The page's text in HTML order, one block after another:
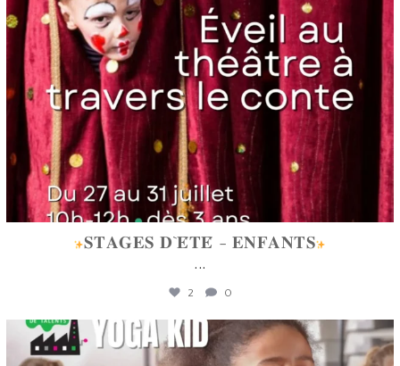
𝐒𝐓𝐀𝐆𝐄𝐒 𝐃`𝐄́𝐓𝐄́ - 𝐄𝐍𝐅𝐀𝐍𝐓𝐒
...
2 0
lafabriquedetalents